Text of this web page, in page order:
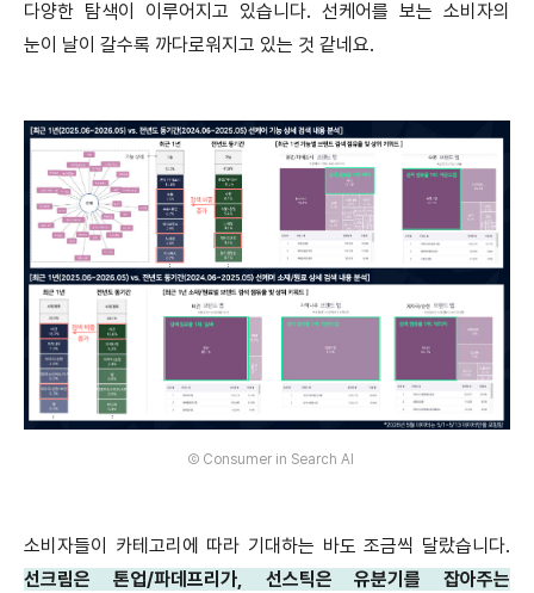
다양한 탐색이 이루어지고 있습니다. 선케어를 보는 소비자의
눈이 날이 갈수록 까다로워지고 있는 것 같네요.
Ⓒ Consumer in Search AI
소비자들이 카테고리에 따라 기대하는 바도 조금씩 달랐습니다.
선크림은 톤업/파데프리가, 선스틱은 유분기를 잡아주는